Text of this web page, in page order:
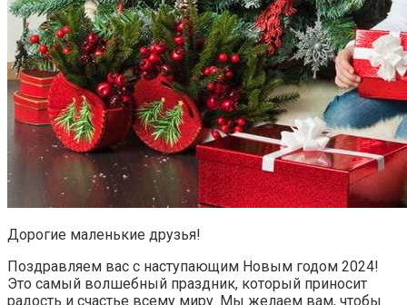
Дорогие маленькие друзья!
Поздравляем вас с наступающим Новым годом 2024!
Это самый волшебный праздник, который приносит
радость и счастье всему миру. Мы желаем вам, чтобы